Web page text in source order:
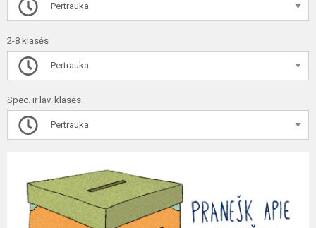
Pertrauka
2-8 klasės
Pertrauka
Spec. ir lav. klasės
Pertrauka